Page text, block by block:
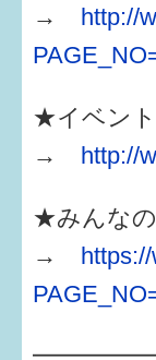
→ http://
★イベント
→ http://
★みんな
→